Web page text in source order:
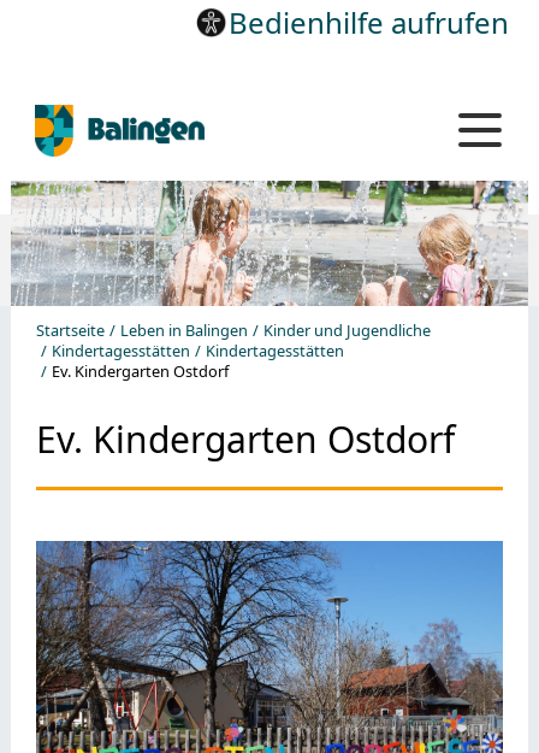
Bedienhilfe aufrufen
Startseite Leben in Balingen
Kinder und Jugendliche
Kindertagesstätten
Kindertagesstätten
Ev. Kindergarten Ostdorf
Ev. Kindergarten Ostdorf